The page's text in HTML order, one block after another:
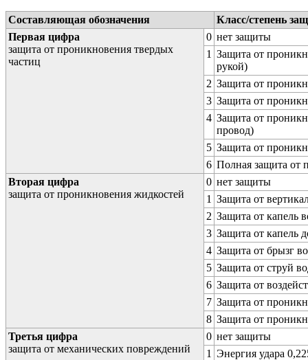
Составляющая обозначения
Класс/степень
Первая цифра
защита от проникновения твердых
частиц
0 нет защиты
1 Защита от
рукой)
2 Защита от
3 Защита от
4 Защита от
провод)
5 Защита от
6 Полная защита от
Вторая цифра
защита от проникновения жидкостей
0 нет защиты
1 Защита от
2 Защита от капель
3 Защита от капель
4 Защита от брызг
5 Защита от струй
6 Защита от
7 Защита от
8 Защита от
Третья цифра
защита от механических повреждений
0 нет защиты
1 Энергия удара